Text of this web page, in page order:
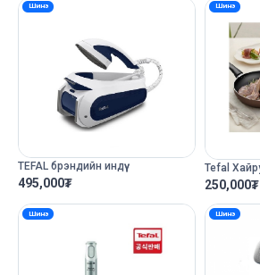
Шинэ
TEFAL брэндийн индүү
495,000₮
Шинэ
Tefal
250,000₮
Шинэ Шинэ